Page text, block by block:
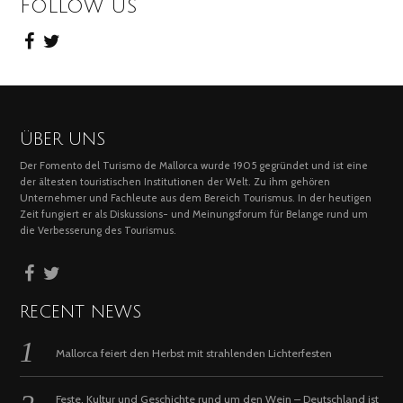
FOLLOW US
ÜBER UNS
Der Fomento del Turismo de Mallorca wurde 1905 gegründet und ist eine
der ältesten touristischen Institutionen der Welt. Zu ihm gehören
Unternehmer und Fachleute aus dem Bereich Tourismus. In der heutigen
Zeit fungiert er als Diskussions- und Meinungsforum für Belange rund um
die Verbesserung des Tourismus.
RECENT NEWS
Mallorca feiert den Herbst mit strahlenden Lichterfesten
Feste, Kultur und Geschichte rund um den Wein – Deutschland ist